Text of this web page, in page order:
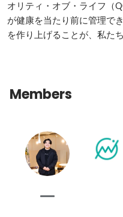
オリティ・オブ・ライフ（
が健康を当たり前に管理で
を作り上げることが、私た
Members